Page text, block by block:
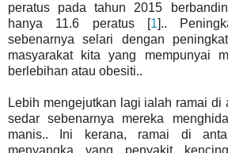
peratus pada tahun 2015
hanya 11.6 peratus [1]..
sebenarnya selari dengan
masyarakat kita yang mempunyai
berlebihan atau obesiti..
Lebih mengejutkan lagi ialah ramai di
sedar sebenarnya mereka
manis.. Ini kerana, ramai di